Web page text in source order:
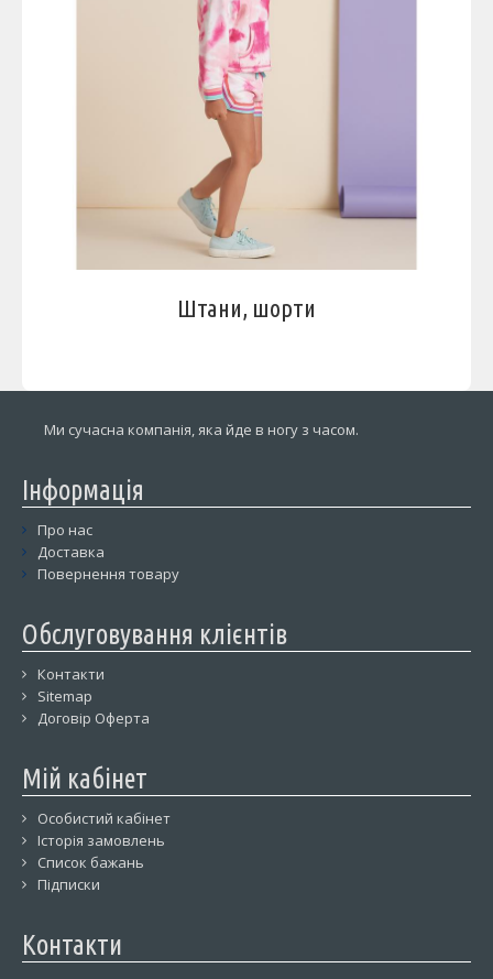
Штани, шорти
Ми сучасна компанія, яка йде в ногу з часом.
Інформація
Про нас
Доставка
Повернення товару
Обслуговування клієнтів
Контакти
Sitemap
Договір Оферта
Мій кабінет
Особистий кабінет
Історія замовлень
Список бажань
Підписки
Контакти